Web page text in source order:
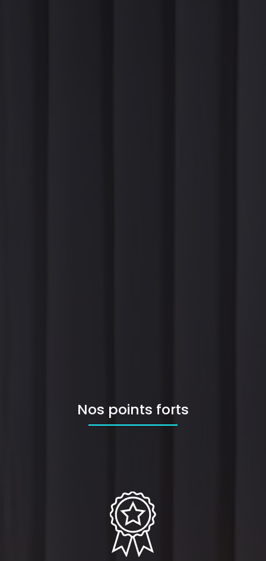
Nos points forts